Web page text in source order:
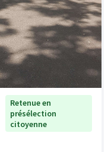
Retenue en
présélection
citoyenne